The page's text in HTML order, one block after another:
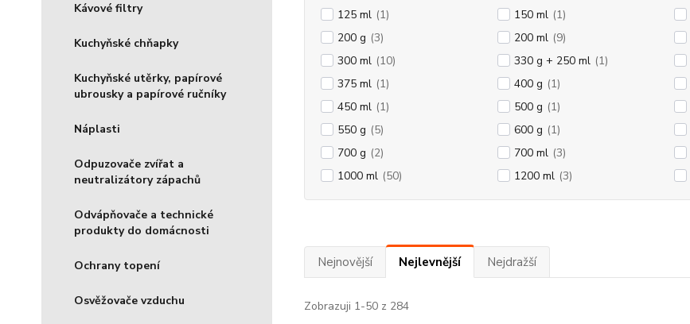
Kávové filtry
Kuchyňské chňapky
Kuchyňské utěrky, papírové
ubrousky a papírové ručníky
Náplasti
Odpuzovače zvířat a
neutralizátory zápachů
Odvápňovače a technické
produkty do domácnosti
Ochrany topení
Osvěžovače vzduchu
125 ml (1) 150 ml (1)
200 g (3) 200 ml (9)
300 ml (10) 330 g + 250 ml (1)
375 ml (1) 400 g (1)
450 ml (1) 500 g (1)
550 g (5) 600 g (1)
700 g (2) 700 ml (3)
1000 ml (50) 1200 ml (3)
Nejnovější Nejlevnější Nejdražší
Zobrazuji 1-50 z 284